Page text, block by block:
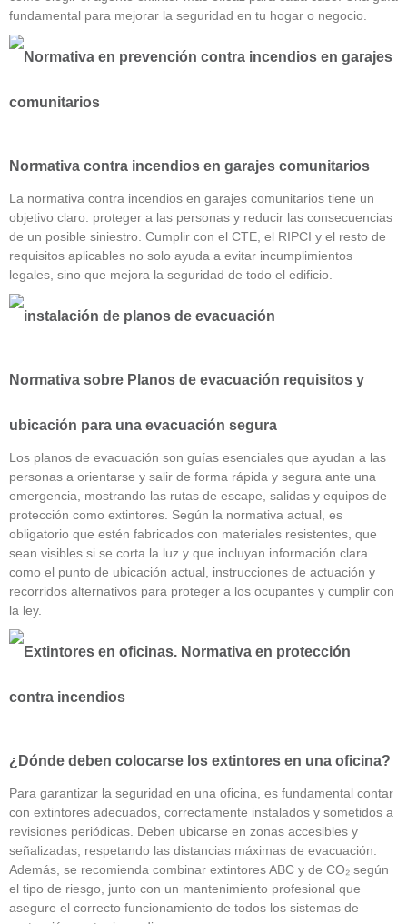
fundamental para mejorar la seguridad en tu hogar o negocio.
Normativa contra incendios en garajes comunitarios
La normativa contra incendios en garajes comunitarios tiene un
objetivo claro: proteger a las personas y reducir las consecuencias
de un posible siniestro. Cumplir con el CTE, el RIPCI y el resto de
requisitos aplicables no solo ayuda a evitar incumplimientos
legales, sino que mejora la seguridad de todo el edificio.
Normativa sobre Planos de evacuación requisitos y
ubicación para una evacuación segura
Los planos de evacuación son guías esenciales que ayudan a las
personas a orientarse y salir de forma rápida y segura ante una
emergencia, mostrando las rutas de escape, salidas y equipos de
protección como extintores. Según la normativa actual, es
obligatorio que estén fabricados con materiales resistentes, que
sean visibles si se corta la luz y que incluyan información clara
como el punto de ubicación actual, instrucciones de actuación y
recorridos alternativos para proteger a los ocupantes y cumplir con
la ley.
¿Dónde deben colocarse los extintores en una oficina?
Para garantizar la seguridad en una oficina, es fundamental contar
con extintores adecuados, correctamente instalados y sometidos a
revisiones periódicas. Deben ubicarse en zonas accesibles y
señalizadas, respetando las distancias máximas de evacuación.
Además, se recomienda combinar extintores ABC y de CO₂ según
el tipo de riesgo, junto con un mantenimiento profesional que
asegure el correcto funcionamiento de todos los sistemas de